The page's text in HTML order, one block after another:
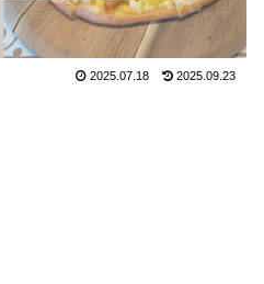
2025.07.18 2025.09.23